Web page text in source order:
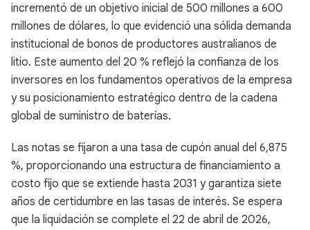
incrementó de un objetivo inicial de 500 millones a 600
millones de dólares, lo que evidenció una sólida demanda
institucional de bonos de productores australianos de
litio. Este aumento del 20 % reflejó la confianza de los
inversores en los fundamentos operativos de la empresa
y su posicionamiento estratégico dentro de la cadena
global de suministro de baterías.
Las notas se fijaron a una tasa de cupón anual del 6,875
%, proporcionando una estructura de financiamiento a
costo fijo que se extiende hasta 2031 y garantiza siete
años de certidumbre en las tasas de interés. Se espera
que la liquidación se complete el 22 de abril de 2026,